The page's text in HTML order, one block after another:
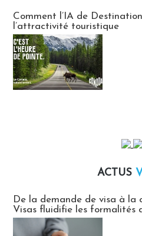
Comment l’IA de
l’attractivité touristique
ACTUS
De la demande de visa à la
Visas fluidifie les formalités